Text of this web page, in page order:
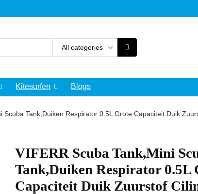
All categories
Kitesurfen Blogs
Scuba Tank,Duiken Respirator 0.5L Grote Capaciteit Duik
VIFERR Scuba Tank,Mini
Tank,Duiken Respirator 0.5L
Capaciteit Duik Zuurstof